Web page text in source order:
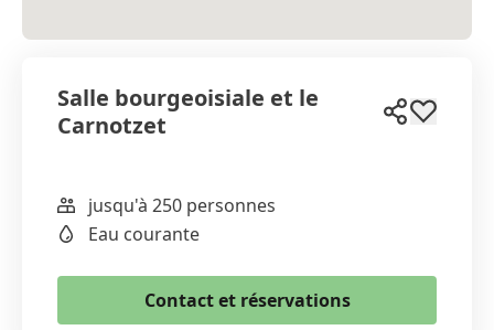
Salle bourgeoisiale et le
Carnotzet
WhatsApp
Email
Copier le lien
jusqu'à 250 personnes
Eau courante
Contact et réservations